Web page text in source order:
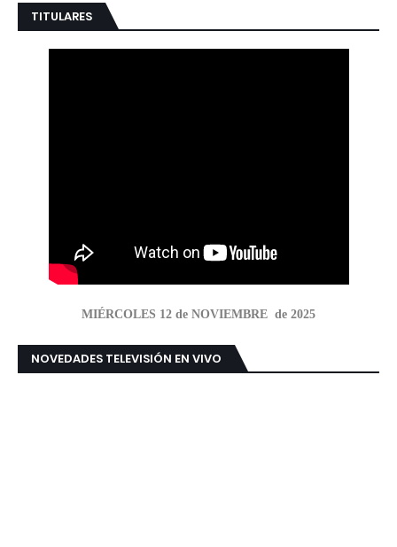
TITULARES
MIÉRCOLES 12 de NOVIEMBRE de 2025
NOVEDADES TELEVISIÓN EN VIVO